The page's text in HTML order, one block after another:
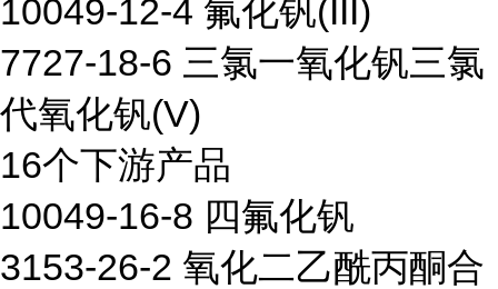
10049-12-4 氟化钒(III)
7727-18-6 三氯一氧化钒三氯
代氧化钒(V)
16个下游产品
10049-16-8 四氟化钒
3153-26-2 氧化二乙酰丙酮合